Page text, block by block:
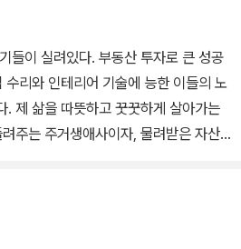
들이 실려있다. 부동산 투자로 큰 성공
리와 인테리어 기술에 능한 이들의 노
. 제 삶을 따뜻하고 꿋꿋하게 살아가는
주는 주거생애사이자, 물려받은 자산
는 이 책의 필자들이 들려주는 이야기